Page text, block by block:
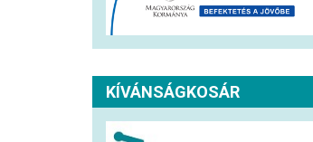
KÍVÁNSÁGKOSÁR